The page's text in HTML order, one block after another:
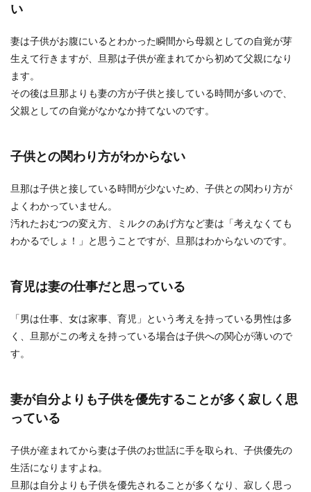
...
旦那の子供っぽい性格にイライラする
旦那の子供っぽい性格にイライラをつのらせてい
る奥さまもいますよね。何度注意しても直らない
旦那の小遣いの使い道は？旦那のお小
旦那さまに毎月小遣いを渡して、その中で一ヶ月
る奥さまもい...
い
妻は子供がお腹にいるとわかった瞬間から母親としての自覚が芽
生えて行きますが、旦那は子供が産まれてから初めて父親になり
ます。
その後は旦那よりも妻の方が子供と接している時間が多いので、
父親としての自覚がなかなか持てないのです。
子供との関わり方がわからない
旦那は子供と接している時間が少ないため、子供との関わり方が
よくわかっていません。
汚れたおむつの変え方、ミルクのあげ方など妻は「考えなくても
わかるでしょ！」と思うことですが、旦那はわからないのです。
育児は妻の仕事だと思っている
「男は仕事、女は家事、育児」という考えを持っている男性は多
く、旦那がこの考えを持っている場合は子供への関心が薄いので
す。
妻が自分よりも子供を優先することが多く寂しく思
っている
子供が産まれてから妻は子供のお世話に手を取られ、子供優先の
生活になりますよね。
旦那は自分よりも子供を優先されることが多くなり、寂しく思っ